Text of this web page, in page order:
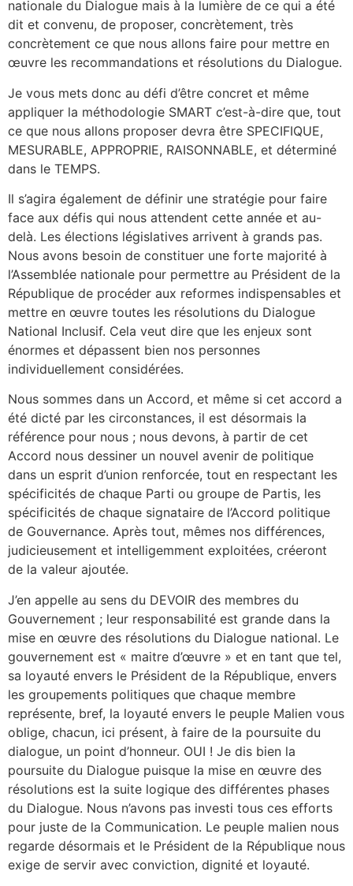
nationale du Dialogue mais à la lumière de ce qui a été
dit et convenu, de proposer, concrètement, très
concrètement ce que nous allons faire pour mettre en
œuvre les recommandations et résolutions du Dialogue.
Je vous mets donc au défi d’être concret et même
appliquer la méthodologie SMART c’est-à-dire que, tout
ce que nous allons proposer devra être SPECIFIQUE,
MESURABLE, APPROPRIE, RAISONNABLE, et déterminé
dans le TEMPS.
Il s’agira également de définir une stratégie pour faire
face aux défis qui nous attendent cette année et au-
delà. Les élections législatives arrivent à grands pas.
Nous avons besoin de constituer une forte majorité à
l’Assemblée nationale pour permettre au Président de la
République de procéder aux reformes indispensables et
mettre en œuvre toutes les résolutions du Dialogue
National Inclusif. Cela veut dire que les enjeux sont
énormes et dépassent bien nos personnes
individuellement considérées.
Nous sommes dans un Accord, et même si cet accord a
été dicté par les circonstances, il est désormais la
référence pour nous ; nous devons, à partir de cet
Accord nous dessiner un nouvel avenir de politique
dans un esprit d’union renforcée, tout en respectant les
spécificités de chaque Parti ou groupe de Partis, les
spécificités de chaque signataire de l’Accord politique
de Gouvernance. Après tout, mêmes nos différences,
judicieusement et intelligemment exploitées, créeront
de la valeur ajoutée.
J’en appelle au sens du DEVOIR des membres du
Gouvernement ; leur responsabilité est grande dans la
mise en œuvre des résolutions du Dialogue national. Le
gouvernement est « maitre d’œuvre » et en tant que tel,
sa loyauté envers le Président de la République, envers
les groupements politiques que chaque membre
représente, bref, la loyauté envers le peuple Malien vous
oblige, chacun, ici présent, à faire de la poursuite du
dialogue, un point d’honneur. OUI ! Je dis bien la
poursuite du Dialogue puisque la mise en œuvre des
résolutions est la suite logique des différentes phases
du Dialogue. Nous n’avons pas investi tous ces efforts
pour juste de la Communication. Le peuple malien nous
regarde désormais et le Président de la République nous
exige de servir avec conviction, dignité et loyauté.